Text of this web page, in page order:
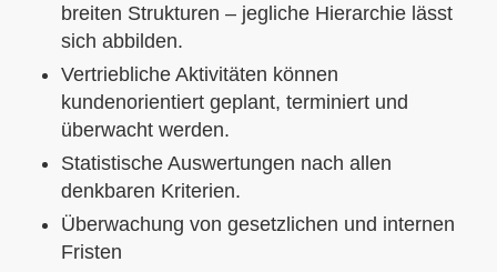
breiten Strukturen – jegliche Hierarchie lässt
sich abbilden.
Vertriebliche Aktivitäten können
kundenorientiert geplant, terminiert und
überwacht werden.
Statistische Auswertungen nach allen
denkbaren Kriterien.
Überwachung von gesetzlichen und internen
Fristen